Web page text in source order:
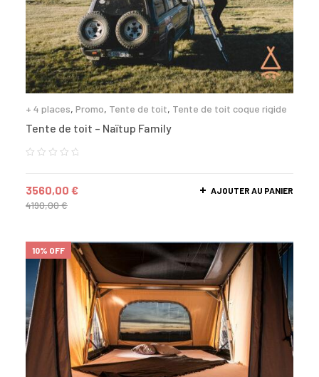
+ 4 places, Promo, Tente de toit, Tente de toit coque rigide
Tente de toit – Naïtup Family
4190,00€
3560,00 € AJOUTER AU PANIER
10% OFF